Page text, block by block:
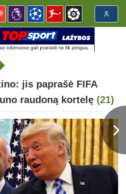
jis paprašė FIFA
raudoną kortelę (21)